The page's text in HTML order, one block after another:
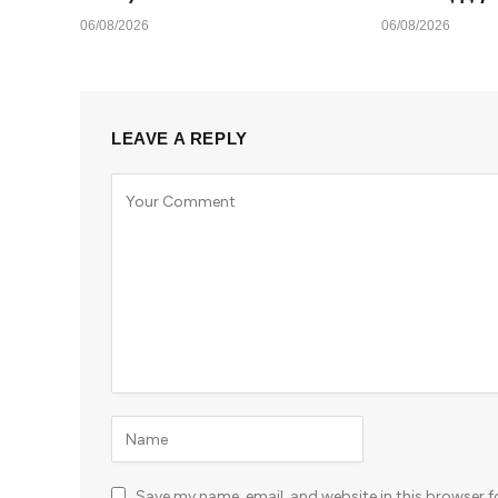
06/08/2026 06/08/2026
LEAVE A REPLY